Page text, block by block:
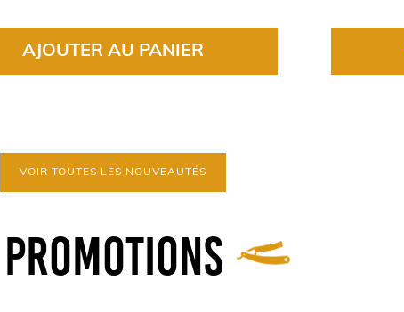
AJOUTER AU PANIER
VOIR TOUTES LES NOUVEAUTÉS
Promotions